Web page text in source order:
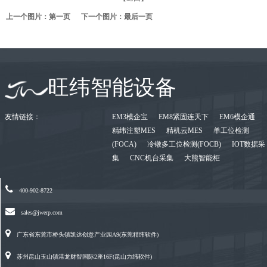
上一个图片： 第一页 下一个图片： 最后一页
旺纬智能设备
友情链接： EM3模企宝 EM8紧固连天下
EM6模企通
精纬注塑MES
精机云MES
单工位检测
(FOCA)
冷镦多工位检测(FOCB)
IOT数据采
集
CNC机台采集 大熊智能柜
400-902-8722
sales@jwerp.com
广东省东莞市桥头镇凯达创意产业园A9(东莞精纬软件)
苏州昆山玉山镇港龙财智国际2座16F(昆山力纬软件)